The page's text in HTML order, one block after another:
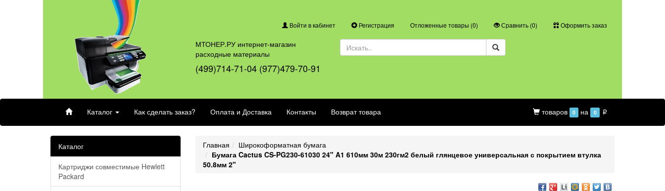
Войти в кабинет Регистрация Отложенные товары (0) Сравнить (0) Оформить заказ
МТОНЕР.РУ интернет-магазин
расходные материалы
(499)714-71-04 (977)479-70-91
Каталог Как сделать заказ? Оплата и Доставка Контакты Возврат товара товаров 0 на 0 p
Каталог
Картриджи совместимые Hewlett
Packard
Главная
Широкоформатная бумага
Бумага Cactus CS-PG230-61030 24" A1 610мм 30м 230гм2 белый глянцевое универсальная с покрытием втулка
50.8мм 2"